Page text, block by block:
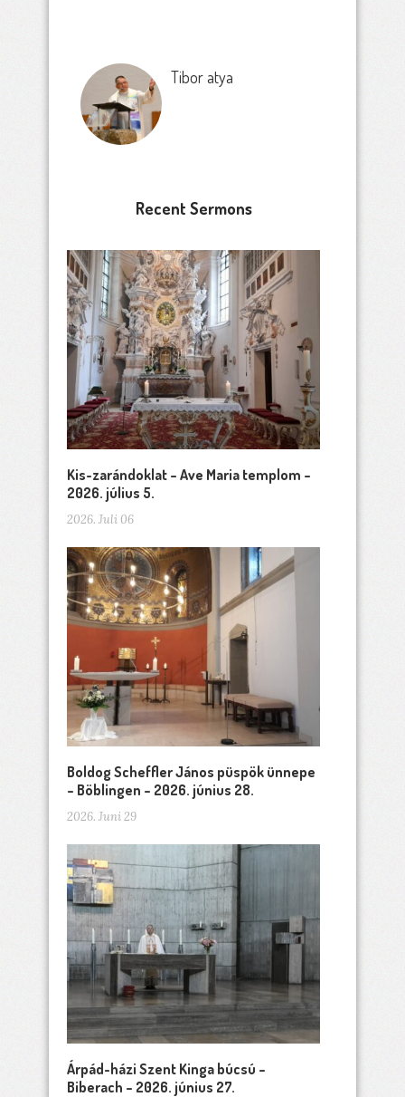
Tibor atya
Recent Sermons
Kis-zarándoklat – Ave Maria templom –
2026. július 5.
2026. Juli 06
Boldog Scheffler János püspök ünnepe
– Böblingen – 2026. június 28.
2026. Juni 29
Árpád-házi Szent Kinga búcsú –
Biberach – 2026. június 27.